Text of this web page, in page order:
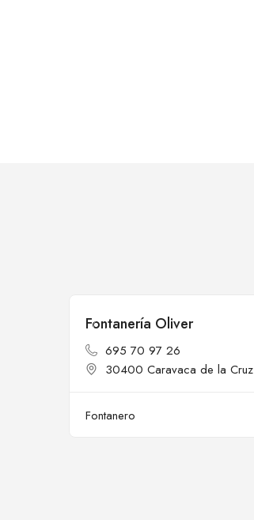
Cerrado
Fontanería Oliver
695 70 97 26
30400 Caravaca de la Cruz
Fontanero